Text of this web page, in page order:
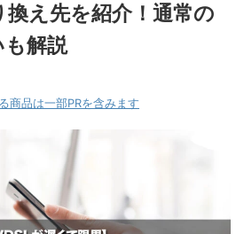
え先を紹介！通常の
解説
商品は一部PRを含みます